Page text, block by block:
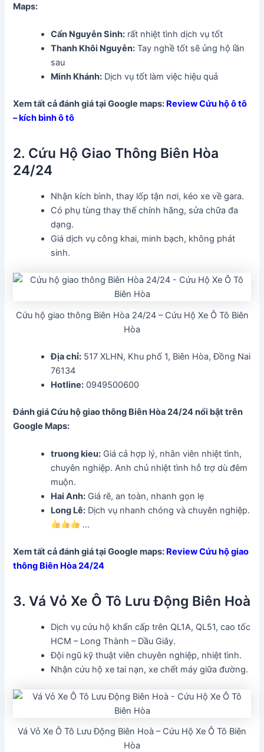
Maps:
Cẩn Nguyễn Sinh: rất nhiệt tình dịch vụ tốt
Thanh Khôi Nguyễn: Tay nghề tốt sẽ ủng hộ lần
sau
Minh Khánh: Dịch vụ tốt làm việc hiệu quả
Xem tất cả đánh giá tại Google maps: Review Cứu hộ ô tô
– kích bình ô tô
2. Cứu Hộ Giao Thông Biên Hòa
24/24
Nhận kích bình, thay lốp tận nơi, kéo xe về gara.
Có phụ tùng thay thế chính hãng, sửa chữa đa
dạng.
Giá dịch vụ công khai, minh bạch, không phát
sinh.
Cứu hộ giao thông Biên Hòa 24/24 – Cứu Hộ Xe Ô Tô Biên
Hòa
Địa chỉ: 517 XLHN, Khu phố 1, Biên Hòa, Đồng Nai
76134
Hotline: 0949500600
Đánh giá Cứu hộ giao thông Biên Hòa 24/24 nổi bật trên
Google Maps:
truong kieu: Giá cả hợp lý, nhân viên nhiệt tình,
chuyên nghiệp. Anh chủ nhiệt tình hỗ trợ dù đêm
muộn.
Hai Anh: Giá rẽ, an toàn, nhanh gọn lẹ
Long Lê: Dịch vụ nhanh chóng và chuyên nghiệp.
…
Xem tất cả đánh giá tại Google maps: Review Cứu hộ giao
thông Biên Hòa 24/24
3. Vá Vỏ Xe Ô Tô Lưu Động Biên Hoà
Dịch vụ cứu hộ khẩn cấp trên QL1A, QL51, cao tốc
HCM – Long Thành – Dầu Giây.
Đội ngũ kỹ thuật viên chuyên nghiệp, nhiệt tình.
Nhận cứu hộ xe tai nạn, xe chết máy giữa đường.
Vá Vỏ Xe Ô Tô Lưu Động Biên Hoà – Cứu Hộ Xe Ô Tô Biên
Hòa